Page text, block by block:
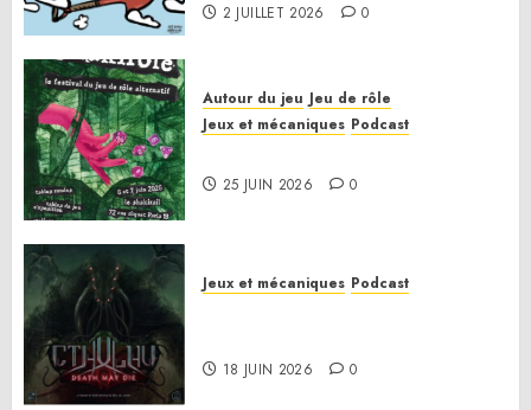
2 JUILLET 2026 0
Autour du jeu Jeu de rôle
Jeux et mécaniques Podcast
25 JUIN 2026 0
Jeux et mécaniques Podcast
18 JUIN 2026 0